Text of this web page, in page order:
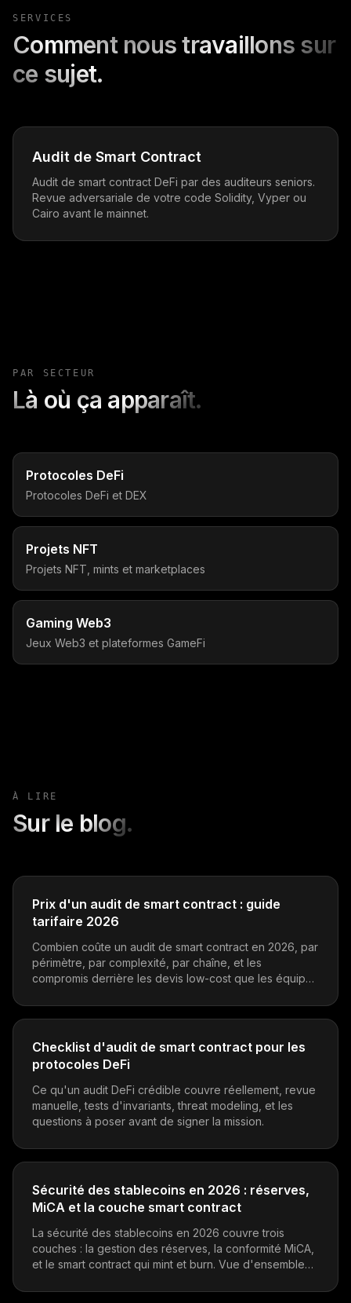
SERVICES
Comment nous travaillons sur
ce sujet.
Audit de Smart Contract
Audit de smart contract DeFi par des auditeurs seniors.
Revue adversariale de votre code Solidity, Vyper ou
Cairo avant le mainnet.
PAR SECTEUR
Là où ça apparaît.
Protocoles DeFi
Protocoles DeFi et DEX
Projets NFT
Projets NFT, mints et marketplaces
Gaming Web3
Jeux Web3 et plateformes GameFi
À LIRE
Sur le blog.
Prix d'un audit de smart contract : guide
tarifaire 2026
Combien coûte un audit de smart contract en 2026, par
périmètre, par complexité, par chaîne, et les
compromis derrière les devis low-cost que les équipes
Checklist d'audit de smart contract pour les
protocoles DeFi
Ce qu'un audit DeFi crédible couvre réellement, revue
manuelle, tests d'invariants, threat modeling, et les
questions à poser avant de signer la mission.
Sécurité des stablecoins en 2026 : réserves,
MiCA et la couche smart contract
La sécurité des stablecoins en 2026 couvre trois
couches : la gestion des réserves, la conformité MiCA,
et le smart contract qui mint et burn. Vue d'ensemble
qui détiennent des stables.